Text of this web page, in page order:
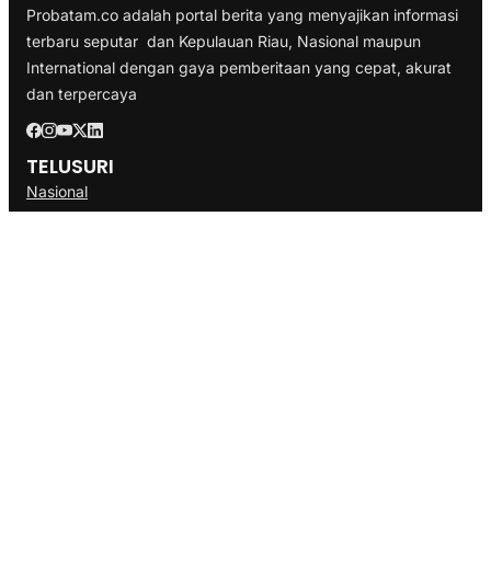
Probatam.co adalah portal berita yang menyajikan informasi
terbaru seputar dan Kepulauan Riau, Nasional maupun
International dengan gaya pemberitaan yang cepat, akurat
dan terpercaya
TELUSURI
Nasional